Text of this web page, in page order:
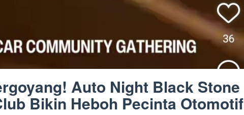
Auto Night Black Stone
Bikin Heboh Pecinta Otomotif